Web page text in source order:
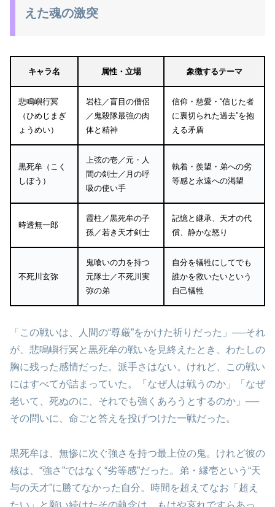
えた魂の激突
キャラ名 属性・立場 象徴するテーマ
悲鳴嶼行冥
（ひめじまぎ
ょうめい）
岩柱／盲目の僧侶
／鬼殺隊最強の肉
体と精神
信仰・慈愛・“信じた者
に裏切られた過去”を抱
える矛盾
黒死牟（こく
しぼう）
上弦の壱／元・人
間の剣士／月の呼
吸の使い手
執着・羨望・弟への劣
等感と永遠への渇望
時透無一郎
霞柱／黒死牟の子
孫／若き天才剣士
記憶と継承、天才の代
償、静かな怒り
不死川玄弥
鬼喰いの力を持つ
元隊士／不死川実
弥の弟
自分を犠牲にしてでも
誰かを救いたいという
自己犠牲
「この戦いは、人間の“尊厳”をかけた祈りだった」──それ
が、悲鳴嶼行冥と黒死牟の戦いを見終えたとき、わたしの
胸に残った感情だった。派手さはない。けれど、この戦い
にはすべてが詰まっていた。「なぜ人は戦うのか」「なぜ
老いて、死ぬのに、それでも強くあろうとするのか」──
その問いに、命ごと答えを投げつけた一戦だった。
黒死牟は、無惨に次ぐ強さを持つ最上位の鬼。けれど彼の
核は、“強さ”ではなく“劣等感”だった。弟・縁壱という“天
与の天才”に勝てなかった自分。時間を超えてなお「超え
たい」と願い続けたその執念は、もはや哀れですらあっ